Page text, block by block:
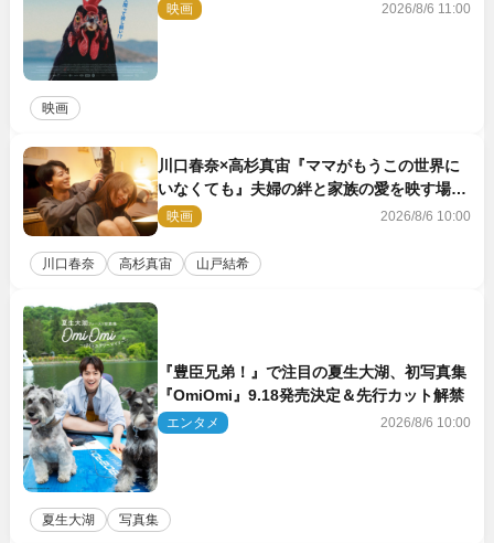
映画 2026/8/6 11:00
映画
川口春奈×高杉真宙『ママがもうこの世界に
いなくても』夫婦の絆と家族の愛を映す場面
写真公開
映画 2026/8/6 10:00
川口春奈 高杉真宙 山戸結希
『豊臣兄弟！』で注目の夏生大湖、初写真集
『OmiOmi』9.18発売決定＆先行カット解禁
エンタメ 2026/8/6 10:00
夏生大湖 写真集